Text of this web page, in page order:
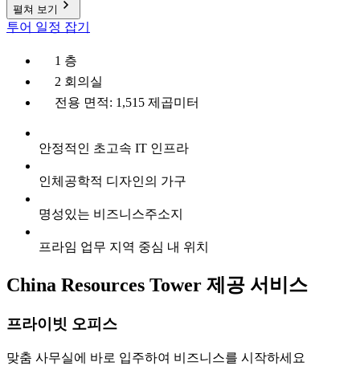
펼쳐 보기
투어 일정 잡기
1 층
2 회의실
전용 면적: 1,515 제곱미터
안정적인 초고속 IT 인프라
인체공학적 디자인의 가구
명성있는 비즈니스주소지
프라임 업무 지역 중심 내 위치
China Resources Tower 제공 서비스
프라이빗 오피스
맞춤 사무실에 바로 입주하여 비즈니스를 시작하세요